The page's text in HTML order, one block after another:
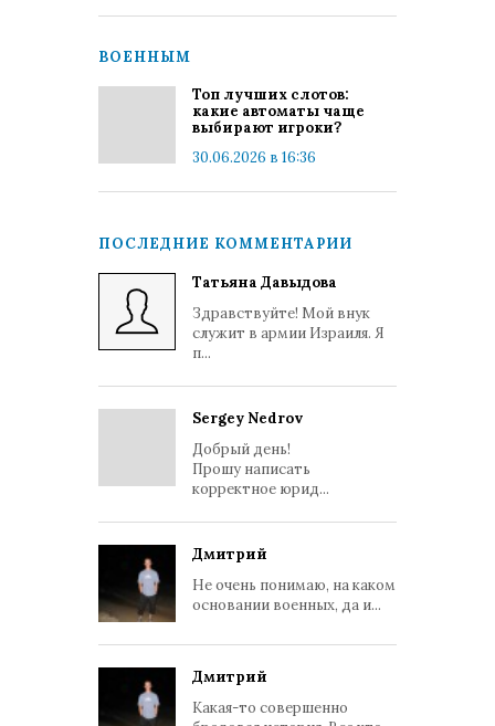
ВОЕННЫМ
Топ лучших слотов:
какие автоматы чаще
выбирают игроки?
30.06.2026 в 16:36
ПОСЛЕДНИЕ КОММЕНТАРИИ
Татьяна Давыдова
Здравствуйте! Мой внук
служит в армии Израиля. Я
п...
Sergey Nedrov
Добрый день!
Прошу написать
корректное юрид...
Дмитрий
Не очень понимаю, на каком
основании военных, да и...
Дмитрий
Какая-то совершенно